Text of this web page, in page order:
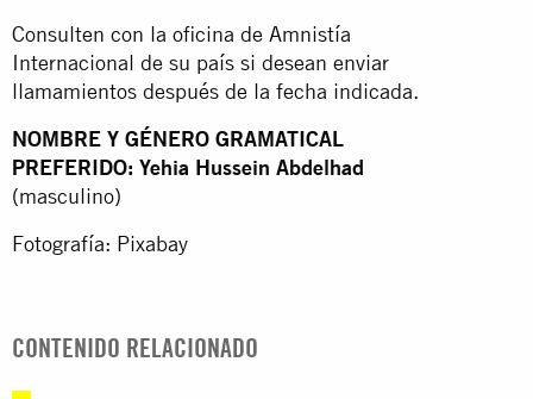
Consulten con la oficina de Amnistía
Internacional de su país si desean enviar
llamamientos después de la fecha indicada.
NOMBRE Y GÉNERO GRAMATICAL
PREFERIDO: Yehia Hussein Abdelhad
(masculino)
Fotografía: Pixabay
CONTENIDO RELACIONADO